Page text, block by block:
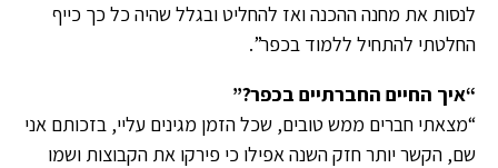
לנסות את מחנה ההכנה ואז להחליט ובגלל שהיה כל כך כייף
החלטתי להתחיל ללמוד בכפר”.
“איך החיים החברתיים בכפר?”
“מצאתי חברים ממש טובים, שכל הזמן מגינים עליי, בזכותם אני
שם, הקשר יותר חזק השנה אפילו כי פירקו את הקבוצות ושמו